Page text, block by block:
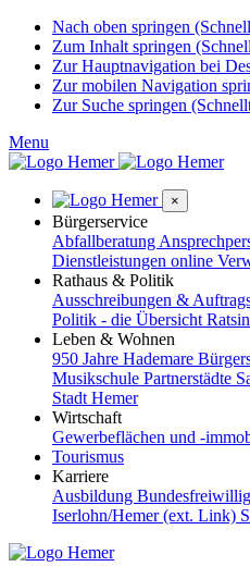
Nach oben springen
Zum Inhalt springen
Zur Hauptnavigation bei
Zur mobilen Navigation
Zur Suche springen
Menu
×
Bürgerservice
Abfallberatung
Dienstleistungen online
Rathaus & Politik
Ausschreibungen &
Politik - die Übersicht
Leben & Wohnen
950 Jahre Hademare
Musikschule Partnerstädte
Stadt Hemer
Wirtschaft
Gewerbeflächen und -
Tourismus
Karriere
Ausbildung
Iserlohn/Hemer (ext. Link)